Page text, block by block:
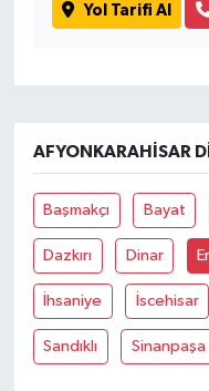
Yol Tarifi Al
AFYONKARAHISAR
Başmakçı Bayat
Dazkırı Dinar
İhsaniye İscehisar
Sandıklı Sinanpaşa
TEKNOLOJİ